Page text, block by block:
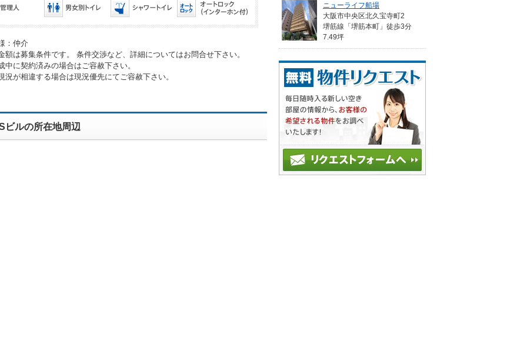
：仲介
は募集条件です。 条件交渉など、詳細についてはお問合せ下さい。
に契約済みの場合はご容赦下さい。
が相違する場合は現況優先にてご容赦下さい。
ビルの所在地周辺
ニューライフ船場
大阪市中央区北久宝寺町2
堺筋線「堺筋本町」徒歩3分
7.49坪